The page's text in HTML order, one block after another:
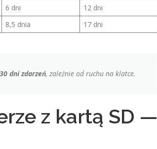
6 dni
12 dni
8,5 dnia 17 dni
dni zdarzeń, zależnie od ruchu na klatce.
z kartą SD —